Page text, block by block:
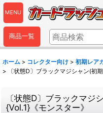
MENU
商品一覧
ホーム > コレクター向け > 初期レア
>
〔状態D〕ブラックマジシャン(初
〔状態D〕ブラックマジ
{Vol.1}《モンスター》